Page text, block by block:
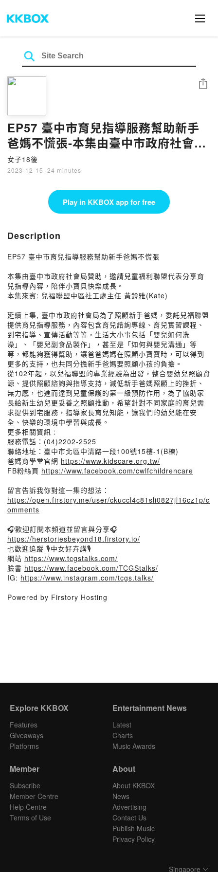
EP57 臺中市育兒指導服務幫助新手
爸媽不慌張-本集由臺中市政府社會局
贊助，邀請兒童福利聯盟代表分享育
兒指導內容。
女子18後
2023-12-15 · 24 minutes
Share
Play in KKBOX app for free
Description
EP57 臺中市育兒指導服務幫助新手爸媽不慌張
本集由臺中市政府社會局贊助，邀請兒童福利聯盟代表分享育
兒指導內容，陪伴小寶貝快樂成長。
本集來賓: 兒福聯盟中區社工處主任 黃鈴雅(Kate)
延續上集, 臺中市政府社會局為了照顧新手爸媽，委託兒福聯盟
提供育兒指導服務，內容包含育兒諮詢專線、育兒實習課程、
到宅指導、宣傳活動等等，生活大小事包括「嬰兒如何洗
澡」、「嬰兒副食品製作」，甚至是「如何與嬰兒溝通」等
等，都能夠獲得幫助，讓爸爸媽媽在照顧小寶寶時，可以得到
更多的支持，也共同分擔新手爸媽要照顧小孩的負擔。
從102年起，以兒福聯盟的專業經驗為出發，整合嬰幼兒照顧資
源、提供照顧諮詢與指導支持，減低新手爸媽照顧上的挫折、
無力感，也進而達到兒童保護的第一級預防作用，為了協助家
長給新生幼兒更妥善之照顧推動，希望針對不同家庭的育兒需
求提供到宅服務，指導家長育兒知能，讓我們的幼兒能在安
全、快樂的環境中學習與成長。
更多相關資訊 :
服務電話：(04)2202-2525
聯絡地址：臺中市北區中清路一段100號15樓-1(B棟)
爸媽育學堂官網 https://www.kidscare.org.tw/
FB粉絲頁 https://www.facebook.com/cwlfchildrencare
留言告訴我你對這一集的想法：
https://open.firstory.me/user/ckuccl4c81sli0827jl16cz1p/c
omments
🎧歡迎訂閱本頻道並留言與分享🎧
https://herstoriesbeyond18.firstory.io/
也歡迎追蹤 🎙中女好卉講🎙
網站 https://www.tcgstalks.com/
臉書 https://www.facebook.com/TCGStalks/
IG: https://www.instagram.com/tcgs.talks/
Powered by Firstory Hosting
Explore KKBOX
Features
Giveaways
Platforms
Entertainment News
Latest
Charts
Music Awards
Member
Subscribe
Member Centre
Help Centre
Terms of Use
About
About KKBOX
News
Advertising
Contact Us
Publish Music
Privacy Policy
Singapore